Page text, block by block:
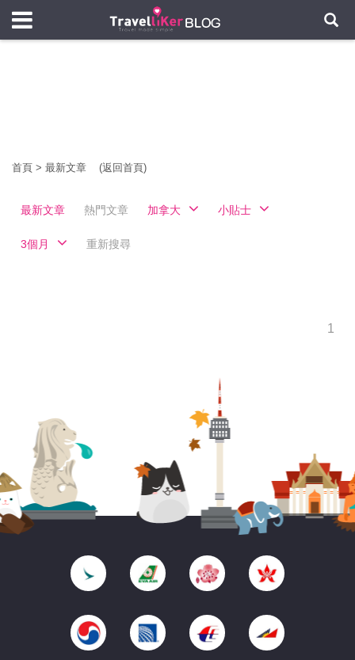
首頁 > 最新文章 (返回首頁)
最新文章 熱門文章 加拿大 小貼士
3個月 重新搜尋
1